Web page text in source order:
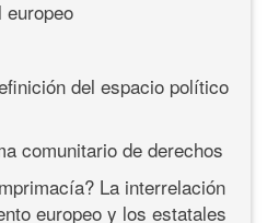
europeo
del espacio político
comunitario de derechos
La interrelación
europeo y los estatales